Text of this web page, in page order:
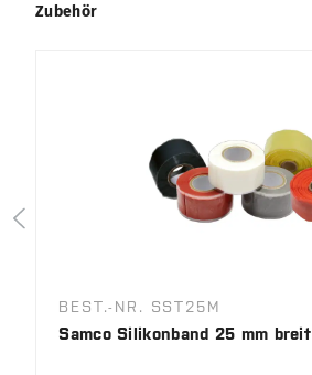
Produktgalerie überspringen
Zubehör
BEST.-NR. SST25M
Samco Silikonband 25 mm breit